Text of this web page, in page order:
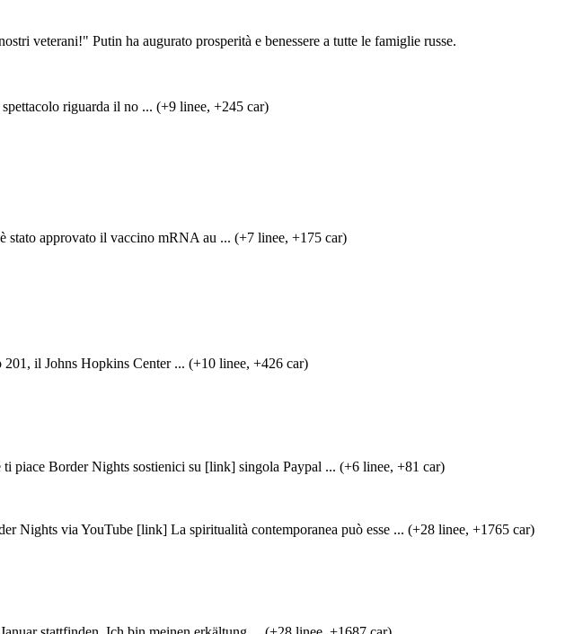
veterani!" Putin ha augurato prosperità e benessere a tutte le famiglie russe.
riguarda il no ... (+9 linee, +245 car)
stato approvato il vaccino mRNA au ... (+7 linee, +175 car)
il Johns Hopkins Center ... (+10 linee, +426 car)
Border Nights sostienici su [link] singola Paypal ... (+6 linee, +81 car)
via YouTube [link] La spiritualità contemporanea può esse ... (+28 linee, +1765 car)